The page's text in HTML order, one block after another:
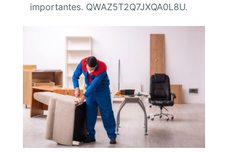
importantes. QWAZ5T2Q7JXQA0L8U.